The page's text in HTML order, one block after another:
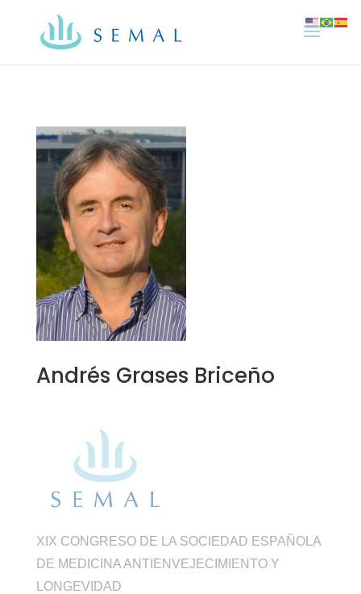
Andrés Grases Briceño
XIX CONGRESO DE LA SOCIEDAD ESPAÑOLA
DE MEDICINA ANTIENVEJECIMIENTO Y
LONGEVIDAD